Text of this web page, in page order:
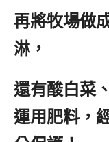
再將牧場做
淋，
還有酸白菜
運用肥料，